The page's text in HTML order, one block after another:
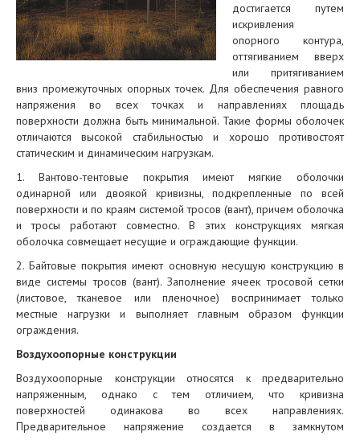
достигается путем
искривления
опорного контура,
оттягиванием вверх
или притягиванием
вниз промежуточных опорных точек. Для обеспечения равного
напряжения во всех точках и направлениях площадь
поверхности должна быть минимальной. Такие формы оболочек
отличаются высокой стабильностью и хорошо противостоят
статическим и динамическим нагрузкам.
1. Вантово-тентовые покрытия имеют мягкие оболочки
одинарной или двоякой кривизны, подкрепленные по всей
поверхности и по краям системой тросов (вант), причем оболочка
и тросы работают совместно. В этих конструкциях мягкая
оболочка совмещает несущие и ограждающие функции.
2. Байтовые покрытия имеют основную несущую конструкцию в
виде системы тросов (вант). Заполнение ячеек тросовой сетки
(листовое, тканевое или пленочное) воспринимает только
местные нагрузки и выполняет главным образом функции
ограждения.
Воздухоопорные конструкции
Воздухоопорные конструкции относятся к предварительно
напряженным, однако с тем отличием, что кривизна
поверхностей одинакова во всех направлениях.
Предварительное напряжение создается в замкнутом